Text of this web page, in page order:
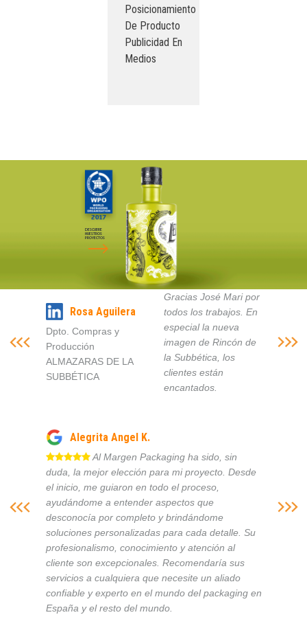
Posicionamiento
De Producto
Publicidad En
Medios
DESCUBRE
NUESTROS
PROYECTOS
Rosa Aguilera
Dpto. Compras y
Producción
ALMAZARAS DE LA
SUBBÉTICA
Gracias José Mari por
todos los trabajos. En
especial la nueva
imagen de Rincón de
la Subbética, los
clientes están
encantados.
Alegrita Angel K.
Al Margen Packaging ha sido, sin
duda, la mejor elección para mi proyecto. Desde
el inicio, me guiaron en todo el proceso,
ayudándome a entender aspectos que
desconocía por completo y brindándome
soluciones personalizadas para cada detalle. Su
profesionalismo, conocimiento y atención al
cliente son excepcionales. Recomendaría sus
servicios a cualquiera que necesite un aliado
confiable y experto en el mundo del packaging en
España y el resto del mundo.